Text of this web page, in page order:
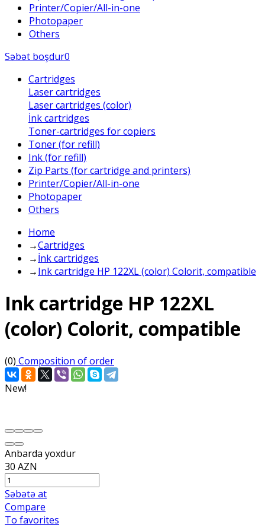
Printer/Copier/All-in-one
Photopaper
Others
Səbət boşdur0
Cartridges
Laser cartridges
Laser cartridges (color)
İnk cartridges
Toner-cartridges for copiers
Toner (for refill)
Ink (for refill)
Zip Parts (for cartridge and printers)
Printer/Copier/All-in-one
Photopaper
Others
Home
→Cartridges
→İnk cartridges
→Ink cartridge HP 122XL (color) Colorit, compatible
Ink cartridge HP 122XL
(color) Colorit, compatible
(0) Composition of order
New!
Anbarda yoxdur
30 AZN
Səbətə at
Compare
To favorites